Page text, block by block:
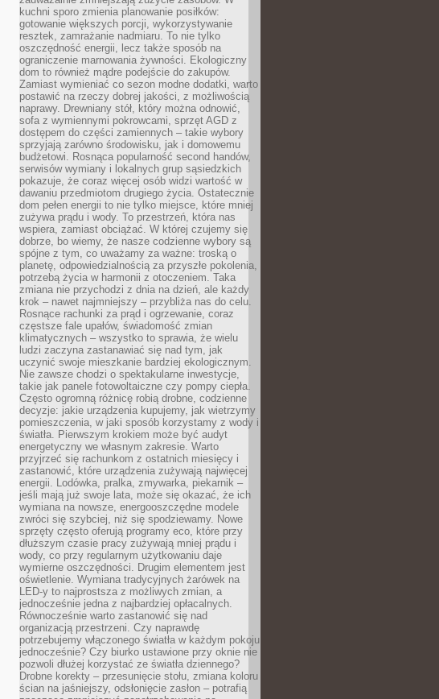
kuchni sporo zmienia planowanie posiłków:
gotowanie większych porcji, wykorzystywanie
resztek, zamrażanie nadmiaru. To nie tylko
oszczędność energii, lecz także sposób na
ograniczenie marnowania żywności. Ekologiczny
dom to również mądre podejście do zakupów.
Zamiast wymieniać co sezon modne dodatki, warto
postawić na rzeczy dobrej jakości, z możliwością
naprawy. Drewniany stół, który można odnowić,
sofa z wymiennymi pokrowcami, sprzęt AGD z
dostępem do części zamiennych – takie wybory
sprzyjają zarówno środowisku, jak i domowemu
budżetowi. Rosnąca popularność second handów,
serwisów wymiany i lokalnych grup sąsiedzkich
pokazuje, że coraz więcej osób widzi wartość w
dawaniu przedmiotom drugiego życia. Ostatecznie
dom pełen energii to nie tylko miejsce, które mniej
zużywa prądu i wody. To przestrzeń, która nas
wspiera, zamiast obciążać. W której czujemy się
dobrze, bo wiemy, że nasze codzienne wybory są
spójne z tym, co uważamy za ważne: troską o
planetę, odpowiedzialnością za przyszłe pokolenia,
potrzebą życia w harmonii z otoczeniem. Taka
zmiana nie przychodzi z dnia na dzień, ale każdy
krok – nawet najmniejszy – przybliża nas do celu.
Rosnące rachunki za prąd i ogrzewanie, coraz
częstsze fale upałów, świadomość zmian
klimatycznych – wszystko to sprawia, że wielu
ludzi zaczyna zastanawiać się nad tym, jak
uczynić swoje mieszkanie bardziej ekologicznym.
Nie zawsze chodzi o spektakularne inwestycje,
takie jak panele fotowoltaiczne czy pompy ciepła.
Często ogromną różnicę robią drobne, codzienne
decyzje: jakie urządzenia kupujemy, jak wietrzymy
pomieszczenia, w jaki sposób korzystamy z wody i
światła. Pierwszym krokiem może być audyt
energetyczny we własnym zakresie. Warto
przyjrzeć się rachunkom z ostatnich miesięcy i
zastanowić, które urządzenia zużywają najwięcej
energii. Lodówka, pralka, zmywarka, piekarnik –
jeśli mają już swoje lata, może się okazać, że ich
wymiana na nowsze, energooszczędne modele
zwróci się szybciej, niż się spodziewamy. Nowe
sprzęty często oferują programy eco, które przy
dłuższym czasie pracy zużywają mniej prądu i
wody, co przy regularnym użytkowaniu daje
wymierne oszczędności. Drugim elementem jest
oświetlenie. Wymiana tradycyjnych żarówek na
LED-y to najprostsza z możliwych zmian, a
jednocześnie jedna z najbardziej opłacalnych.
Równocześnie warto zastanowić się nad
organizacją przestrzeni. Czy naprawdę
potrzebujemy włączonego światła w każdym pokoju
jednocześnie? Czy biurko ustawione przy oknie nie
pozwoli dłużej korzystać ze światła dziennego?
Drobne korekty – przesunięcie stołu, zmiana koloru
ścian na jaśniejszy, odsłonięcie zasłon – potrafią